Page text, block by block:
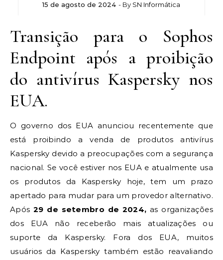
15 de agosto de 2024 - By SN Informática
Transição para o Sophos
Endpoint após a proibição
do antivírus Kaspersky nos
EUA.
O governo dos EUA anunciou recentemente que
está proibindo a venda de produtos antivírus
Kaspersky devido a preocupações com a segurança
nacional. Se você estiver nos EUA e atualmente usa
os produtos da Kaspersky hoje, tem um prazo
apertado para mudar para um provedor alternativo.
Após 29 de setembro de 2024, as organizações
dos EUA não receberão mais atualizações ou
suporte da Kaspersky. Fora dos EUA, muitos
usuários da Kaspersky também estão reavaliando